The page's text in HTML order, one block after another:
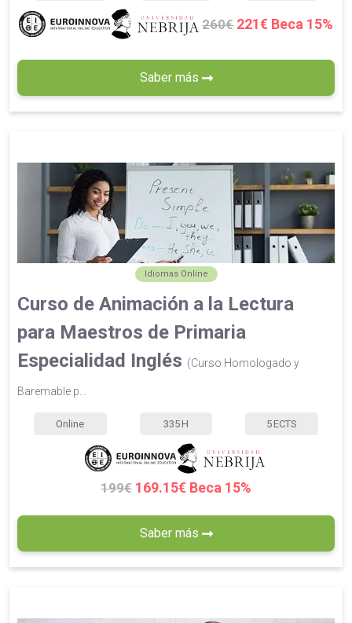
260€ 221€ Beca 15%
Saber más
Idiomas Online
Curso de Animación a la Lectura
para Maestros de Primaria
Especialidad Inglés (Curso Homologado y
Baremable p...
Online 335 H 5 ECTS
199€ 169.15€ Beca 15%
Saber más